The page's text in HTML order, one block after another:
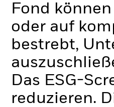
Fond
oder auf
bestrebt,
Das ESG-
reduzieren.